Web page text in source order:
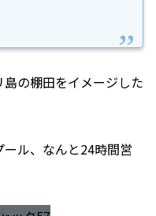
の棚田をイメージした
ル、なんと24時間営